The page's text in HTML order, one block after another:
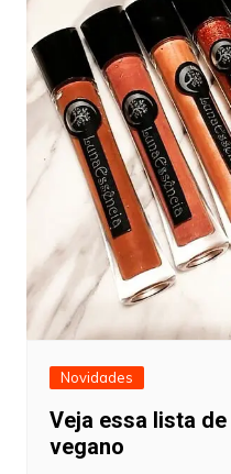
Novidades
Veja essa lista
vegano